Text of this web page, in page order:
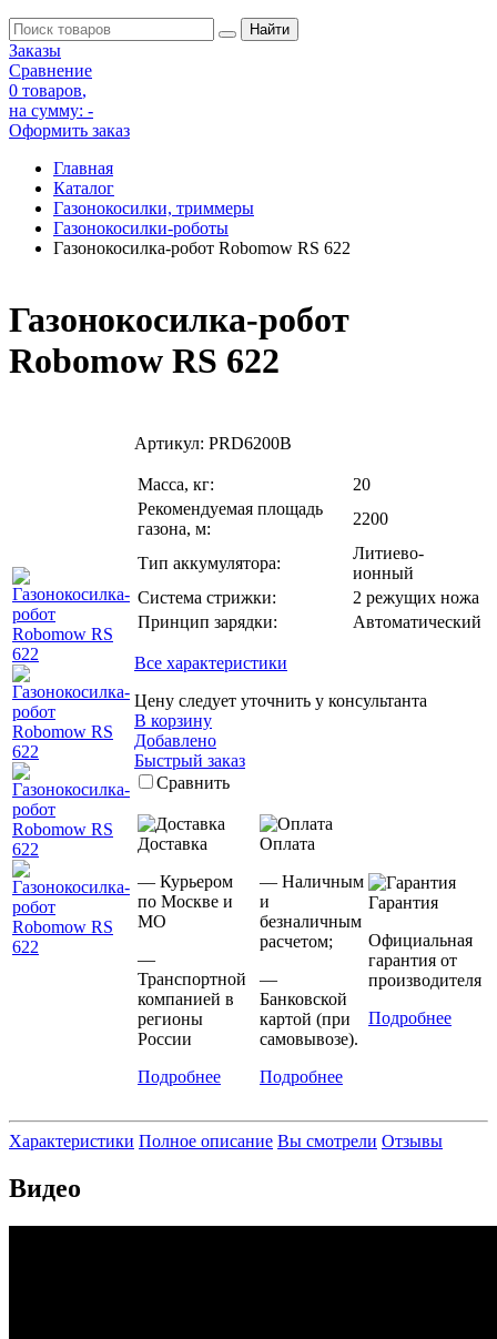
Заказы
Сравнение
0 товаров,
на сумму: -
Оформить заказ
Главная
Каталог
Газонокосилки, триммеры
Газонокосилки-роботы
Газонокосилка-робот Robomow RS 622
Газонокосилка-робот
Robomow RS 622
Артикул: PRD6200B
Масса, кг:
20
Рекомендуемая площадь
газона, м:
2200
Тип аккумулятора:
Литиево-
ионный
Система стрижки:
2 режущих ножа
Принцип зарядки:
Автоматический
Все характеристики
Цену следует уточнить у консультанта
В корзину
Добавлено
Быстрый заказ
Сравнить
Доставка
— Курьером
по Москве и
МО
—
Транспортной
компанией в
регионы
России
Подробнее
Оплата
— Наличным
и
безналичным
расчетом;
—
Банковской
картой (при
самовывозе).
Подробнее
Гарантия
Официальная
гарантия от
производителя
Подробнее
Характеристики Полное описание Вы смотрели Отзывы
Видео